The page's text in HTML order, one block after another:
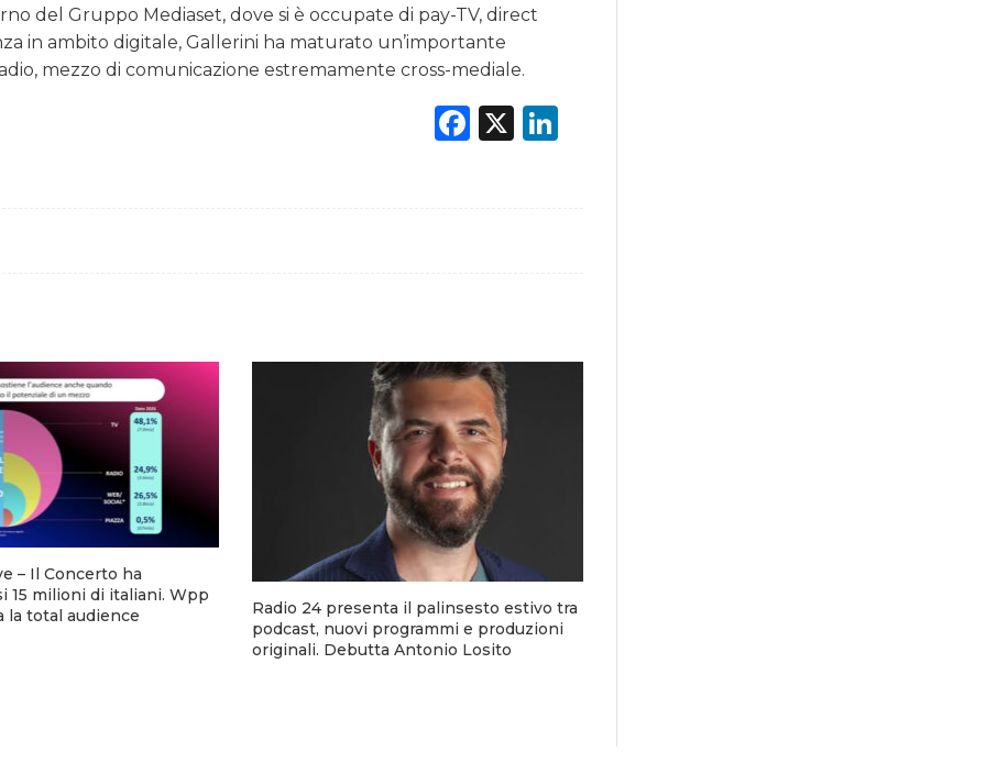
del Gruppo Mediaset, dove si è occupate di pay-TV, direct
in ambito digitale, Gallerini ha maturato un’importante
mezzo di comunicazione estremamente cross-mediale.
Facebook
X LinkedIn
– Il Concerto ha
15 milioni di italiani. Wpp
la total audience
Radio 24 presenta il palinsesto estivo tra
podcast, nuovi programmi e produzioni
originali. Debutta Antonio Losito